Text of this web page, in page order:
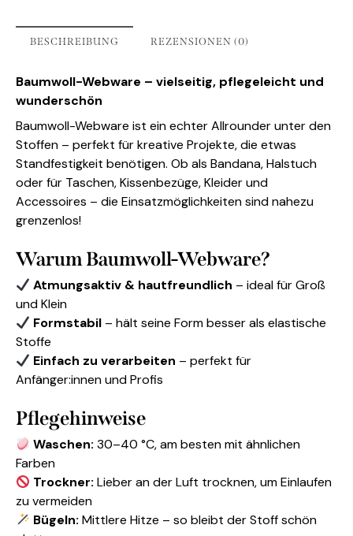
BESCHREIBUNG REZENSIONEN (0)
Baumwoll-Webware – vielseitig, pflegeleicht und
wunderschön
Baumwoll-Webware ist ein echter Allrounder unter den
Stoffen – perfekt für kreative Projekte, die etwas
Standfestigkeit benötigen. Ob als Bandana, Halstuch
oder für Taschen, Kissenbezüge, Kleider und
Accessoires – die Einsatzmöglichkeiten sind nahezu
grenzenlos!
Warum Baumwoll-Webware?
Atmungsaktiv & hautfreundlich – ideal für Groß
und Klein
Formstabil – hält seine Form besser als elastische
Stoffe
Einfach zu verarbeiten – perfekt für
Anfänger:innen und Profis
Pflegehinweise
Waschen: 30–40 °C, am besten mit ähnlichen
Farben
Trockner: Lieber an der Luft trocknen, um Einlaufen
zu vermeiden
Bügeln: Mittlere Hitze – so bleibt der Stoff schön